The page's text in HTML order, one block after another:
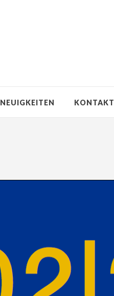
NEUIGKEITEN KONTAKT